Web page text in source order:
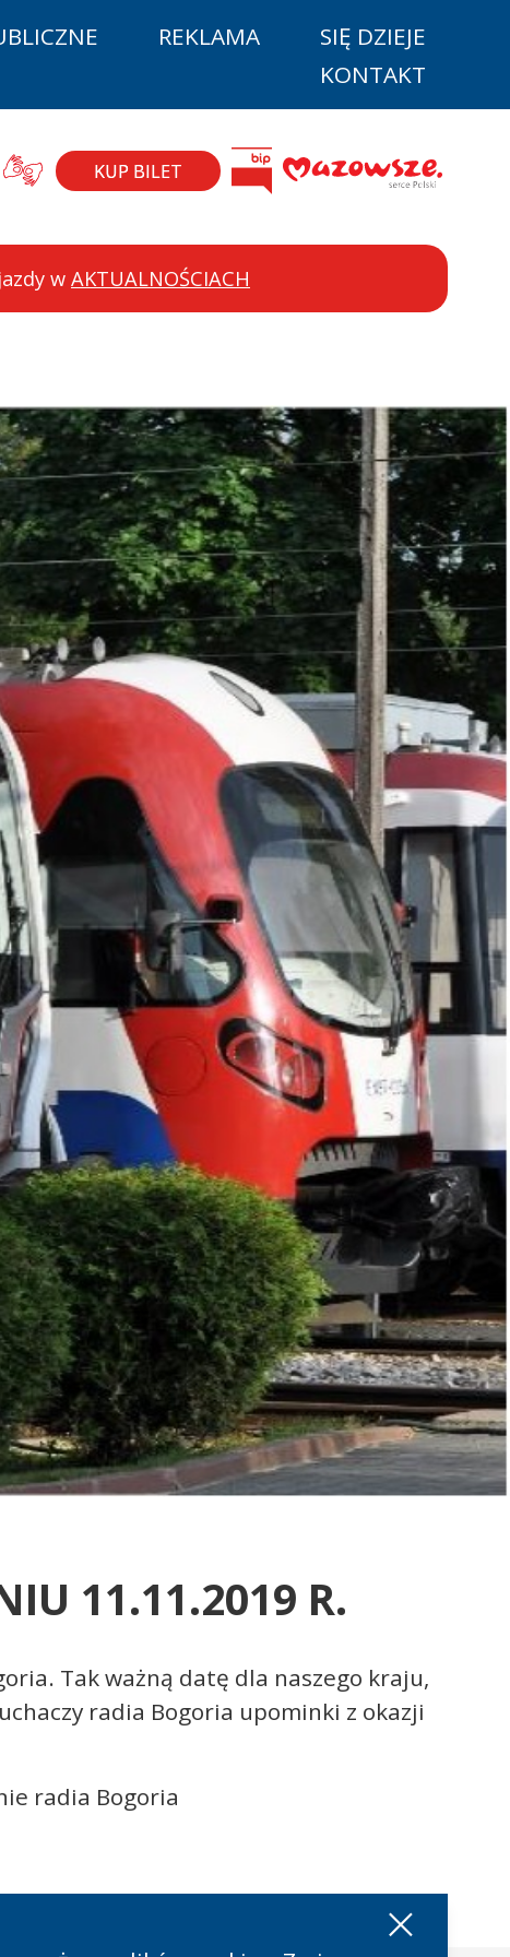
REKLAMA
SIĘ DZIEJE
KONTAKT
Język migowy
KUP BILET BIP Mazovia
w AKTUALNOŚCIACH
11.11.2019 R.
Tak ważną datę dla naszego kraju,
radia Bogoria upominki z okazji
radia Bogoria